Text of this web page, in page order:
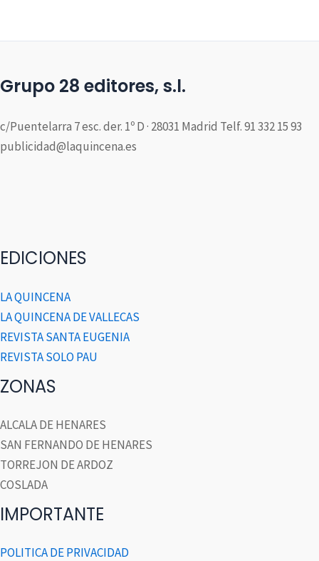
Grupo 28 editores, s.l.
c/Puentelarra 7 esc. der. 1º D · 28031 Madrid Telf. 91 332 15 93
publicidad@laquincena.es
EDICIONES
LA QUINCENA
LA QUINCENA DE VALLECAS
REVISTA SANTA EUGENIA
REVISTA SOLO PAU
ZONAS
ALCALA DE HENARES
SAN FERNANDO DE HENARES
TORREJON DE ARDOZ
COSLADA
IMPORTANTE
POLITICA DE PRIVACIDAD